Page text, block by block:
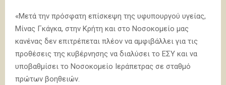
«Μετά την πρόσφατη επίσκεψη της υφυπουργού υγείας,
Μίνας Γκάγκα, στην Κρήτη και στο Νοσοκομείο μας
κανένας δεν επιτρέπεται πλέον να αμφιβάλλει για τις
προθέσεις της κυβέρνησης να διαλύσει το ΕΣΥ και να
υποβαθμίσει το Νοσοκομείο Ιεράπετρας σε σταθμό
πρώτων βοηθειών.